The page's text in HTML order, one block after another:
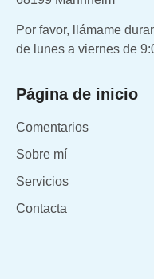
Por favor, llámame
de lunes a viernes de
Página de inicio
Comentarios
Sobre mí
Servicios
Contacta